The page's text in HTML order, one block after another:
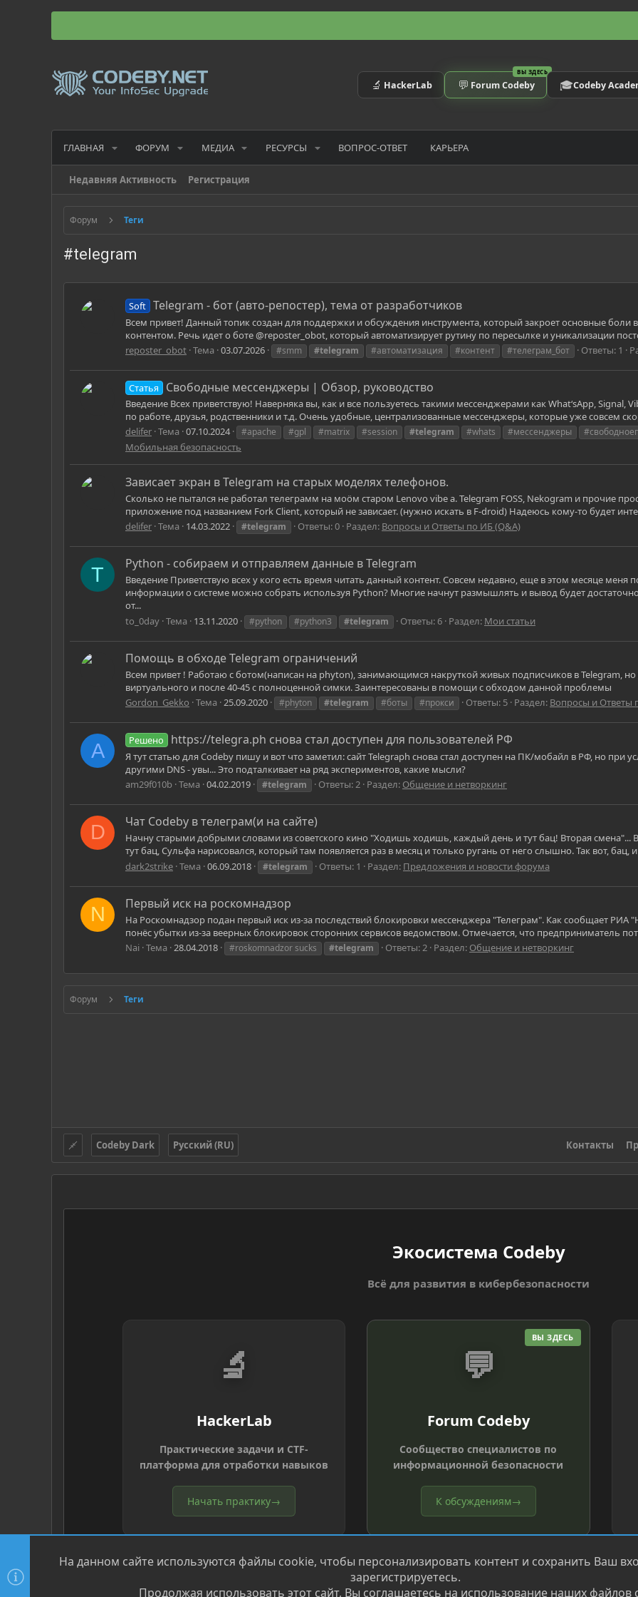
🔬 HackerLab
ВЫ ЗДЕСЬ
💬 Forum Codeby 🎓Codeby
ГЛАВНАЯ ФОРУМ МЕДИА РЕСУРСЫ ВОПРОС-ОТВЕТ КАРЬЕРА
Недавняя Активность Регистрация
Форум Теги
#telegram
Soft Telegram - бот (авто-репостер), тема от разработчиков
Всем привет! Данный топик создан для поддержки и обсуждения инструмента, который закроет основные боли
контентом. Речь идет о боте @reposter_obot, который автоматизирует рутину по пересылке и уникализации
reposter_obot Тема 03.07.2026 #smm #telegram #автоматизация #контент #телеграм_бот Ответы: 1
Статья Свободные мессенджеры | Обзор, руководство
Введение Всех приветствую! Наверняка вы, как и все пользуетесь такими мессенджерами как WhatʻsApp, Signal,
по работе, друзья, родственники и т.д. Очень удобные, централизованные мессенджеры, которые уже совсем
delifer Тема 07.10.2024 #apache #gpl #matrix #session #telegram #whats #мессенджеры
Мобильная безопасность
Зависает экран в Telegram на старых моделях телефонов.
Сколько не пытался не работал телеграмм на моöм старом Lenovo vibe a. Telegram FOSS, Nekogram и прочие
приложение под названием Fork Client, который не зависает. (нужно искать в F-droid) Надеюсь кому-то будет
delifer Тема 14.03.2022 #telegram Ответы: 0 Раздел: Вопросы и Ответы по ИБ (Q&A)
T Python - собираем и отправляем данные в Telegram
Введение Приветствую всех у кого есть время читать данный контент. Совсем недавно, еще в этом месяце меня
информации о системе можно собрать используя Python? Многие начнут размышлять и вывод будет
от...
to_0day Тема 13.11.2020 #python #python3 #telegram Ответы: 6 Раздел: Мои статьи
Помощь в обходе Telegram ограничений
Всем привет ! Работаю с ботом(написан на phyton), занимающимся накруткой живых подписчиков в Telegram,
виртуального и после 40-45 с полноценной симки. Заинтересованы в помощи с обходом данной проблемы
Gordon_Gekko Тема 25.09.2020 #phyton #telegram #боты #прокси Ответы: 5 Раздел: Вопросы и Ответы
A Решено https://telegra.ph снова стал доступен для пользователей РФ
Я тут статью для Codeby пишу и вот что заметил: сайт Telegraph снова стал доступен на ПК/мобайл в РФ, но при
другими DNS - увы... Это подталкивает на ряд экспериментов, какие мысли?
am29f010b Тема 04.02.2019 #telegram Ответы: 2 Раздел: Общение и нетворкинг
D Чат Codeby в телеграм(и на сайте)
Начну старыми добрыми словами из советского кино "Ходишь ходишь, каждый день и тут бац! Вторая
тут бац, Сульфа нарисовался, который там появляется раз в месяц и только ругань от него слышно. Так вот, бац,
dark2strike Тема 06.09.2018 #telegram Ответы: 1 Раздел: Предложения и новости форума
N Первый иск на роскомнадзор
На Роскомнадзор подан первый иск из-за последствий блокировки мессенджера "Телеграм". Как сообщает РИА
понёс убытки из-за веерных блокировок сторонних сервисов ведомством. Отмечается, что предприниматель
Nai Тема 28.04.2018 #roskomnadzor sucks #telegram Ответы: 2 Раздел: Общение и нетворкинг
Форум Теги
Codeby Dark Русский (RU) Контакты
Экосистема Codeby
Всё для развития в кибербезопасности
🔬
HackerLab
Практические задачи и CTF-
платформа для отработки навыков
Начать практику→
ВЫ ЗДЕСЬ
💬
Forum Codeby
Сообщество специалистов по
информационной безопасности
К обсуждениям→
На данном сайте используются файлы cookie, чтобы персонализировать контент и сохранить Ваш
зарегистрируетесь.
Продолжая использовать этот сайт, Вы соглашаетесь на использование наших файлов